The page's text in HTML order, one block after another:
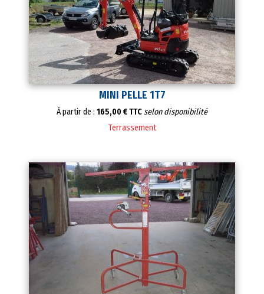
MINI PELLE 1T7
À partir de : 165,00 € TTCselon disponibilité
Terrassement